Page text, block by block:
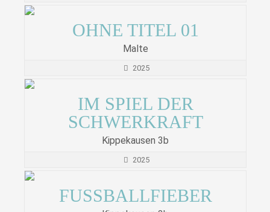
OHNE TITEL 01
Malte
2025
IM SPIEL DER
SCHWERKRAFT
Kippekausen 3b
2025
FUSSBALLFIEBER